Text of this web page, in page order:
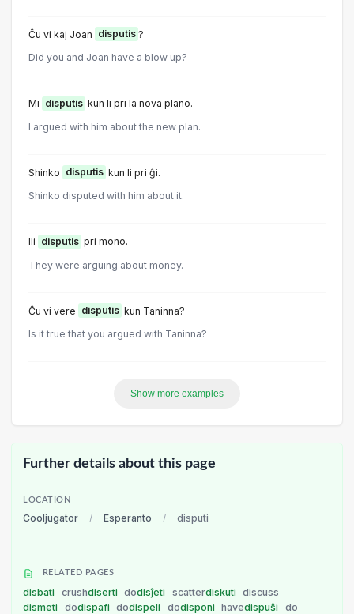
Ĉu vi kaj Joan disputis ?
Did you and Joan have a blow up?
Mi disputis kun li pri la nova plano.
I argued with him about the new plan.
Shinko disputis kun li pri ĝi.
Shinko disputed with him about it.
Ili disputis pri mono.
They were arguing about money.
Ĉu vi vere disputis kun Taninna?
Is it true that you argued with Taninna?
Show more examples
Further details about this page
LOCATION
Cooljugator / Esperanto / disputi
RELATED PAGES
disbati crushdiserti dodisĵeti scatterdiskuti
discuss
dismeti
dodispafi dodispeli dodisponi havedispuŝi
do